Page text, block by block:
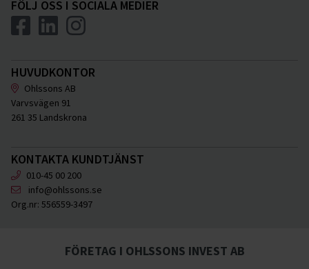
FÖLJ OSS I SOCIALA MEDIER
HUVUDKONTOR
Ohlssons AB
Varvsvägen 91
261 35 Landskrona
KONTAKTA KUNDTJÄNST
010-45 00 200
info@ohlssons.se
Org.nr: 556559-3497
FÖRETAG I OHLSSONS INVEST AB